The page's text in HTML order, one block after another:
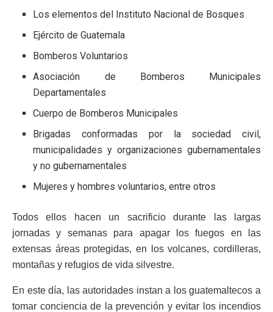
Los elementos del Instituto Nacional de Bosques
Ejército de Guatemala
Bomberos Voluntarios
Asociación de Bomberos Municipales
Departamentales
Cuerpo de Bomberos Municipales
Brigadas conformadas por la sociedad civil,
municipalidades y organizaciones gubernamentales
y no gubernamentales
Mujeres y hombres voluntarios, entre otros
Todos ellos hacen un sacrificio durante las largas
jornadas y semanas para apagar los fuegos en las
extensas áreas protegidas, en los volcanes, cordilleras,
montañas y refugios de vida silvestre.
En este día, las autoridades instan a los guatemaltecos a
tomar conciencia de la prevención y evitar los incendios